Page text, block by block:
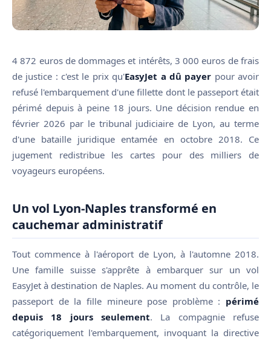
4 872 euros de dommages et intérêts, 3 000 euros de frais
de justice : c'est le prix qu'EasyJet a dû payer pour avoir
refusé l'embarquement d'une fillette dont le passeport était
périmé depuis à peine 18 jours. Une décision rendue en
février 2026 par le tribunal judiciaire de Lyon, au terme
d'une bataille juridique entamée en octobre 2018. Ce
jugement redistribue les cartes pour des milliers de
voyageurs européens.
Un vol Lyon-Naples transformé en
cauchemar administratif
Tout commence à l'aéroport de Lyon, à l'automne 2018.
Une famille suisse s'apprête à embarquer sur un vol
EasyJet à destination de Naples. Au moment du contrôle, le
passeport de la fille mineure pose problème : périmé
depuis 18 jours seulement. La compagnie refuse
catégoriquement l'embarquement, invoquant la directive